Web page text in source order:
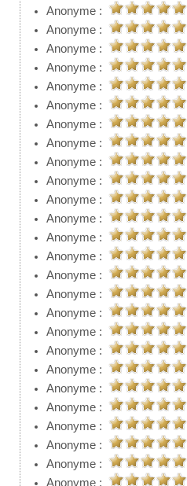
Anonyme :
Anonyme :
Anonyme :
Anonyme :
Anonyme :
Anonyme :
Anonyme :
Anonyme :
Anonyme :
Anonyme :
Anonyme :
Anonyme :
Anonyme :
Anonyme :
Anonyme :
Anonyme :
Anonyme :
Anonyme :
Anonyme :
Anonyme :
Anonyme :
Anonyme :
Anonyme :
Anonyme :
Anonyme :
Anonyme :